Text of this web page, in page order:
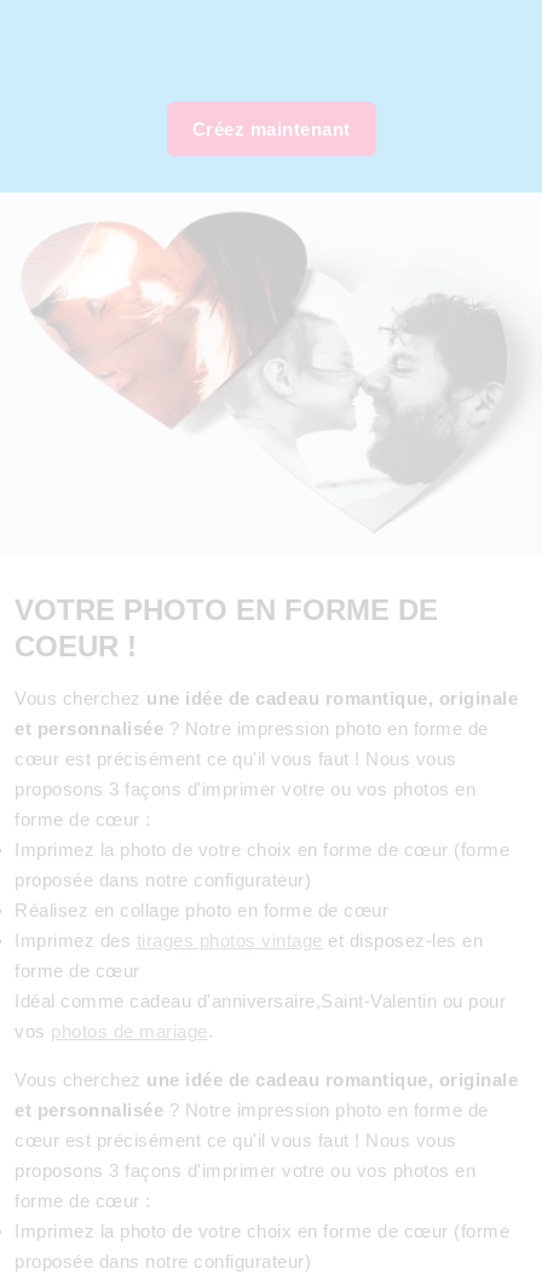
Créez maintenant
VOTRE PHOTO EN FORME DE
COEUR !
Vous cherchez une idée de cadeau romantique, originale
et personnalisée ? Notre impression photo en forme de
cœur est précisément ce qu'il vous faut ! Nous vous
proposons 3 façons d'imprimer votre ou vos photos en
forme de cœur :
Imprimez la photo de votre choix en forme de cœur (forme
proposée dans notre configurateur)
Réalisez en collage photo en forme de cœur
Imprimez des tirages photos vintage et disposez-les en
forme de cœur
Idéal comme cadeau d'anniversaire,Saint-Valentin ou pour
vos photos de mariage.
Vous cherchez une idée de cadeau romantique, originale
et personnalisée ? Notre impression photo en forme de
cœur est précisément ce qu'il vous faut ! Nous vous
proposons 3 façons d'imprimer votre ou vos photos en
forme de cœur :
Imprimez la photo de votre choix en forme de cœur (forme
proposée dans notre configurateur)